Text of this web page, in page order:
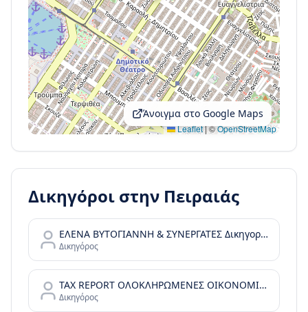
Leaflet|©OpenStreetMap
Άνοιγμα στο Google Maps
Δικηγόροι στην Πειραιάς
ΕΛΕΝΑ ΒΥΤΟΓΙΑΝΝΗ & ΣΥΝΕΡΓΑΤΕΣ Δικηγορικές Υπηρεσίες
Δικηγόρος
TAX REPORT ΟΛΟΚΛΗΡΩΜΕΝΕΣ ΟΙΚΟΝΟΜΙΚΕΣ ΛΥΣΕΙΣ Ι.Κ.Ε.
Δικηγόρος